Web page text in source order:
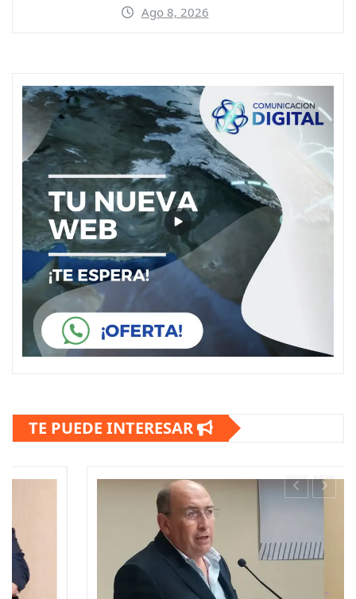
Ago 8, 2026
TE PUEDE INTERESAR